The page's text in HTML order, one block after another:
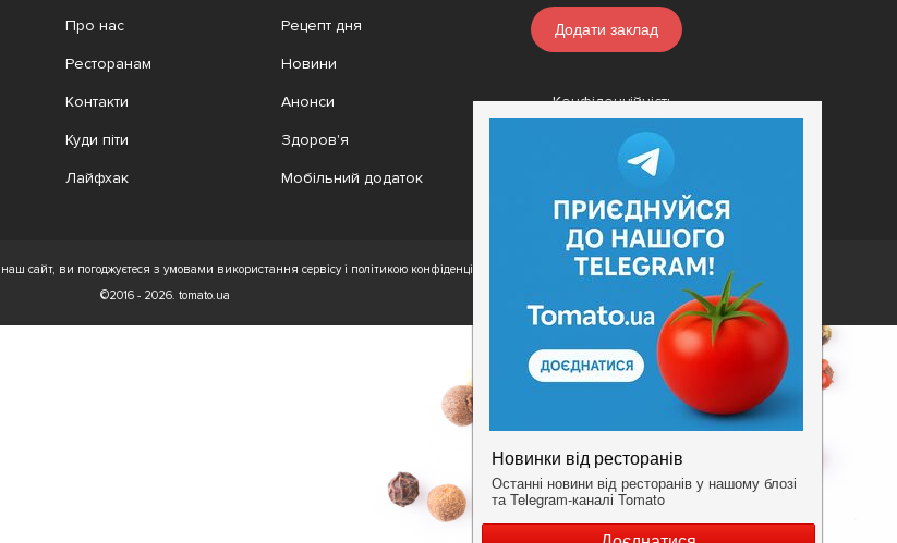
Про нас
Ресторанам
Контакти
Куди піти
Лайфхак
Рецепт дня
Новини
Анонси
Здоров'я
Мобільний додаток
Додати заклад
Конфіденційність
сайт, ви погоджуєтеся з умовами використання сервісу і політикою конфіденційності.
©2016 - 2026. tomato.ua